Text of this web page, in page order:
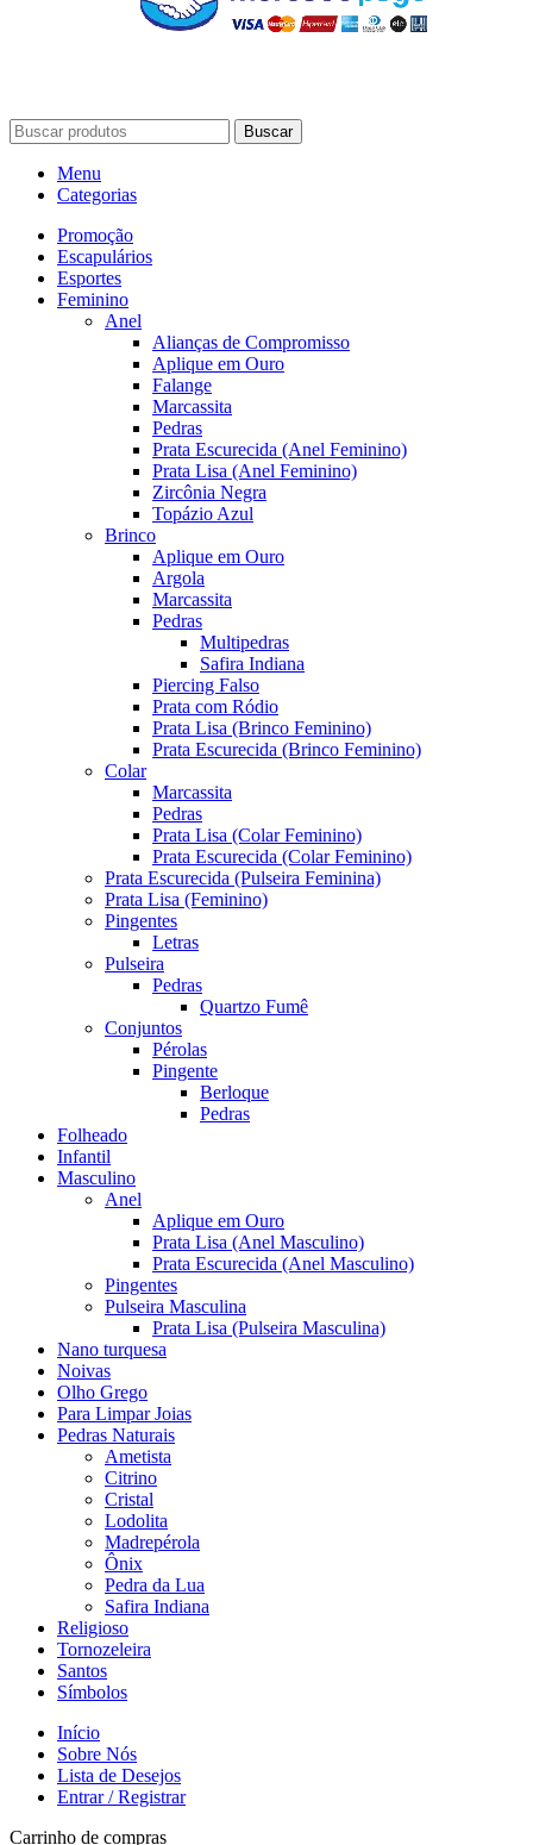
Buscar
Menu
Categorias
Promoção
Escapulários
Esportes
Feminino
Anel
Alianças de Compromisso
Aplique em Ouro
Falange
Marcassita
Pedras
Prata Escurecida (Anel Feminino)
Prata Lisa (Anel Feminino)
Zircônia Negra
Topázio Azul
Brinco
Aplique em Ouro
Argola
Marcassita
Pedras
Multipedras
Safira Indiana
Piercing Falso
Prata com Ródio
Prata Lisa (Brinco Feminino)
Prata Escurecida (Brinco Feminino)
Colar
Marcassita
Pedras
Prata Lisa (Colar Feminino)
Prata Escurecida (Colar Feminino)
Prata Escurecida (Pulseira Feminina)
Prata Lisa (Feminino)
Pingentes
Letras
Pulseira
Pedras
Quartzo Fumê
Conjuntos
Pérolas
Pingente
Berloque
Pedras
Folheado
Infantil
Masculino
Anel
Aplique em Ouro
Prata Lisa (Anel Masculino)
Prata Escurecida (Anel Masculino)
Pingentes
Pulseira Masculina
Prata Lisa (Pulseira Masculina)
Nano turquesa
Noivas
Olho Grego
Para Limpar Joias
Pedras Naturais
Ametista
Citrino
Cristal
Lodolita
Madrepérola
Ônix
Pedra da Lua
Safira Indiana
Religioso
Tornozeleira
Santos
Símbolos
Início
Sobre Nós
Lista de Desejos
Entrar / Registrar
Carrinho de compras